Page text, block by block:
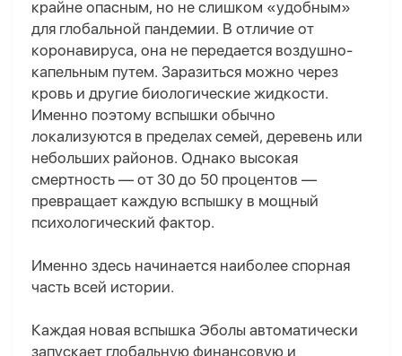
крайне опасным, но не слишком «удобным»
для глобальной пандемии. В отличие от
коронавируса, она не передается воздушно-
капельным путем. Заразиться можно через
кровь и другие биологические жидкости.
Именно поэтому вспышки обычно
локализуются в пределах семей, деревень или
небольших районов. Однако высокая
смертность — от 30 до 50 процентов —
превращает каждую вспышку в мощный
психологический фактор.
Именно здесь начинается наиболее спорная
часть всей истории.
Каждая новая вспышка Эболы автоматически
запускает глобальную финансовую и